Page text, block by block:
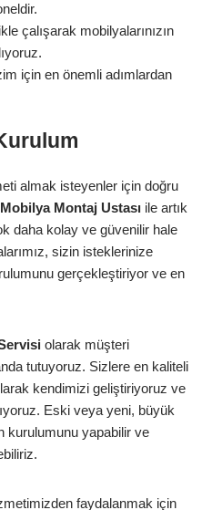
çalışarak mobilyalarınızın
için en önemli adımlardan
almak isteyenler için doğru
Montaj Ustası ile artık
daha kolay ve güvenilir hale
sizin isteklerinize
gerçekleştiriyor ve en
olarak müşteri
tutuyoruz. Sizlere en kaliteli
kendimizi geliştiriyoruz ve
Eski veya yeni, büyük
kurulumunu yapabilir ve
faydalanmak için